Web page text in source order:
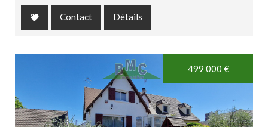
Contact Détails
499 000 €